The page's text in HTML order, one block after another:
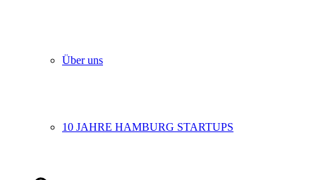
Über uns
10 JAHRE HAMBURG STARTUPS